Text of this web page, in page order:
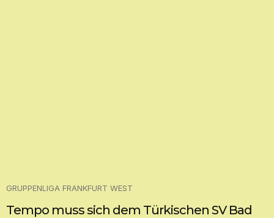
GRUPPENLIGA FRANKFURT WEST
Tempo muss sich dem Türkischen SV Bad